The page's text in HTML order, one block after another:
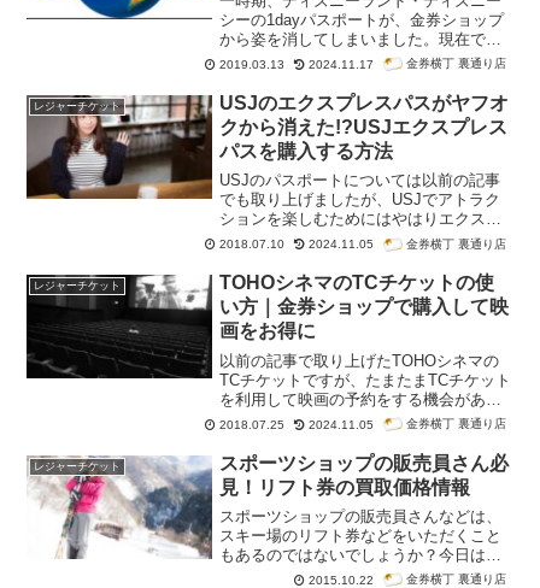
シーの1dayパスポートが、金券ショップ
から姿を消してしまいました。現在では
取り扱いを再開した金券ショップもあり
まったようです。また、USJのパスポー
トやライブチケットに関しては、金券シ
ョップでの取り扱いがほとんどないの
で、格安チケットを購入するのも中々難
しいことでしょう。ここは、ディズニー
リゾートやUSJ（ユニバーサルスタジオ
ジャパン）をはじめとする、レジャーチ
ケットやライブチケットの基本情報、金
券ショップでの販売価格、買取価格・換
金率について紹介するまとめページで
す。
2019.03.13 2024.11.17 金券横丁 裏通り店
レジャーチケット
USJのエクスプレスパスがヤフオ
クから消えた!?USJエクスプレス
パスを購入する方法
USJのパスポートについては以前の記事
でも取り上げましたが、USJでアトラク
ションを楽しむためにはやはりエクスプ
レスパスがあるといいですよね。ただ、
このUSJエクスプレスパスが今ヤフオク
で全く出品されていないのはご存知でし
たか？これにはある理由があります。
2018.07.10 2024.11.05 金券横丁 裏通り店
レジャーチケット
TOHOシネマのTCチケットの使
い方｜金券ショップで購入して映
画をお得に
以前の記事で取り上げたTOHOシネマの
TCチケットですが、たまたまTCチケット
を利用して映画の予約をする機会があっ
たので、せっかくですから記事にしてみ
ました。TCチケットの利用方法を写真付
きで紹介する他に金券ショップでの価格
相場も紹介します。
2018.07.25 2024.11.05 金券横丁 裏通り店
レジャーチケット
スポーツショップの販売員さん必
見！リフト券の買取価格情報
スポーツショップの販売員さんなどは、
スキー場のリフト券などをいただくこと
もあるのではないでしょうか？今日は、
そろそろシーズンとなるリフトチケット
2015.10.22 金券横丁 裏通り店